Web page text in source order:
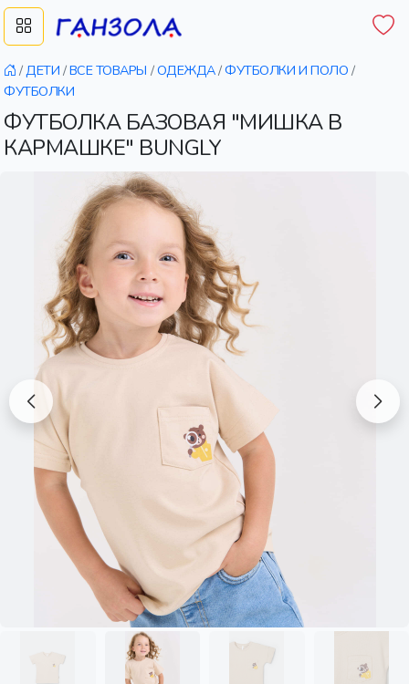
/ДЕТИ /ВСЕ ТОВАРЫ /ОДЕЖДА/ФУТБОЛКИ И ПОЛО /
ФУТБОЛКИ
ФУТБОЛКА БАЗОВАЯ "МИШКА В
КАРМАШКЕ" BUNGLY